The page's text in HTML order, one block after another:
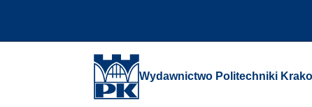
Wydawnictwo Politechniki